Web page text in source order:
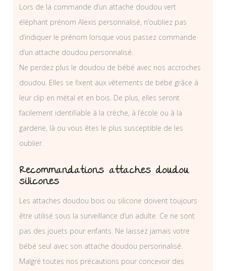
Lors de la commande d’un attache doudou vert
éléphant prénom Alexis personnalisé, n’oubliez pas
d’indiquer le prénom lorsque vous passez commande
d’un attache doudou personnalisé.
Ne perdez plus le doudou de bébé avec nos accroches
doudou. Elles se fixent aux vêtements de bébé grâce à
leur clip en métal et en bois. De plus, elles seront
facilement identifiable à la crèche, à l’école ou à la
garderie, là ou vous êtes le plus susceptible de les
oublier.
Recommandations attaches doudou
silicones
Les attaches doudou bois ou silicone doivent toujours
être utilisé sous la surveillance d’un adulte. Ce ne sont
pas des jouets pour enfants. Ne laissez jamais votre
bébé seul avec son attache doudou personnalisé.
Malgré toutes nos précautions pour concevoir des